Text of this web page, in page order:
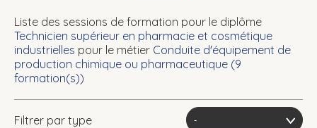
Liste des sessions de formation pour le diplôme
Technicien supérieur en pharmacie et cosmétique
industrielles pour le métier Conduite d'équipement de
production chimique ou pharmaceutique (9
formation(s))
Filtrer par type